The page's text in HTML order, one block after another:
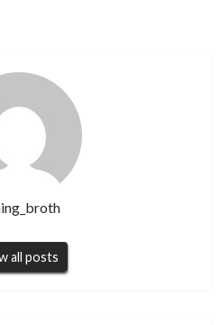
all posts